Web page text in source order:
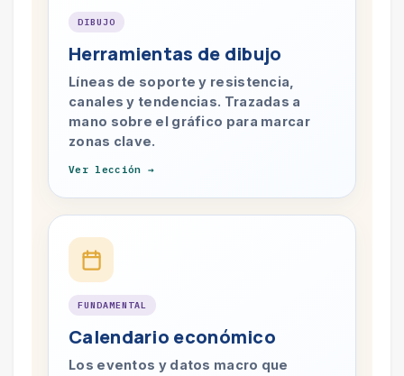
DIBUJO
Herramientas de dibujo
Líneas de soporte y resistencia,
canales y tendencias. Trazadas a
mano sobre el gráfico para marcar
zonas clave.
Ver lección →
FUNDAMENTAL
Calendario económico
Los eventos y datos macro que